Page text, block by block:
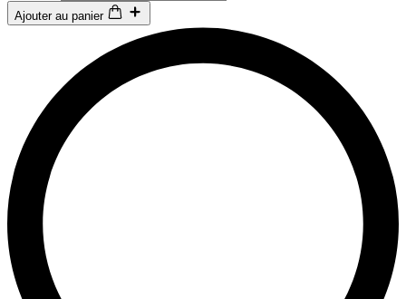
Ajouter au panier